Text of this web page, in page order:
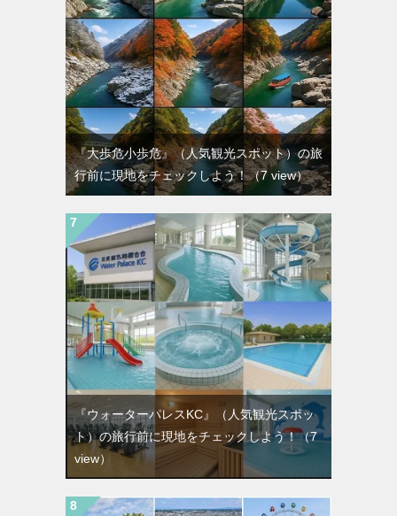
『大歩危小歩危』（人気観光スポット）の旅
行前に現地をチェックしよう！（7 view）
『ウォーターパレスKC』（人気観光スポッ
ト）の旅行前に現地をチェックしよう！（7
view）